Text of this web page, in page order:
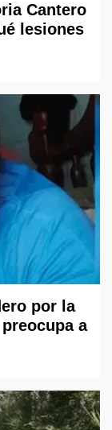
Cantero
lesiones
por la
a